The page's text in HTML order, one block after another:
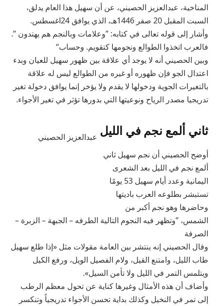
المناخية، عبدالعزيز الحصيني، عن أن سهيل هذا العام يدلق،
السبت المقبل 20 صفر 1446هـ، الذي يوافق 24اغسطس.
وأشار إلى قوله تعالى في كتابه: ”وعلامات وبالنجم هم يهتدون ”.
فالعرب اتخذوا الطوالع ونجومها كتقويم. وحساب“
وبين الحصيني أنه لا يوجد أي علاقة بين ظهور سهيل للعيان وبدء
اعتدال الجو فإن ظهوره أو غيره من الطوالع ليس له علاقة
بالتغيرات الجوية ودخولها لا يقدم ولا يؤخر إنما يوافق دخولة تغير
تدريجيا مصدر الرياح ونوعيتها التي بدورها تؤثر في تغير الأجواء.
عبدالعزيز الحصيني ثاني ألمع نجم في الليل
أوضح الحصيني أن نجم سهيل ثاني
ألمع نجم في الليل بعد الشعرى
اليمانية وعدد أيام سهيل 53 يومًا
تستبشر بطلوعه العرب باديتها
وحاضرها وهو نجم أكبر من
الشمس، ”وتظهر فيه النجوم التالية الطرفه – الجبهة – الزبرة –
الصرفة
وقال الحصيني إنه ينتشر بين العامة مقولات مثل «إذا طلع سهيل
طاب الليل، وامتنع القيل، ولام الفصيل الويل، ورفع الكيل
ويتلمس التمر في الليل ولا تأمن السيل».
وأضاف أن هذه الأمثال وغيرها كناية عن تحول معظم الرطب
إلى تمر في النخيل وكذلك بداية تحسن الأجواء تدريجياً وتنكسر